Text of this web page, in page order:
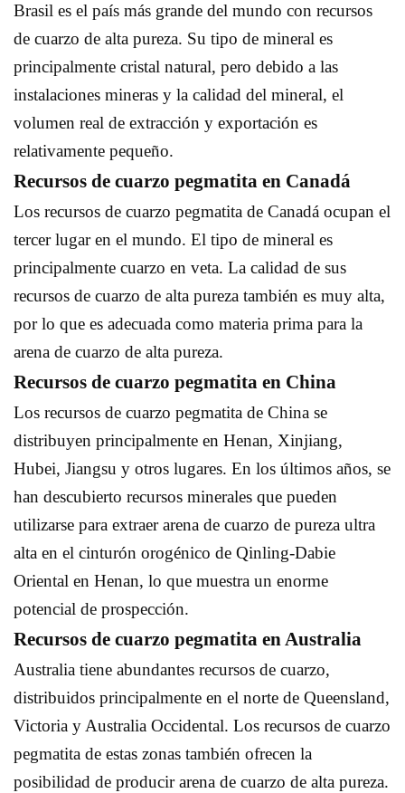
Brasil es el país más grande del mundo con recursos
de cuarzo de alta pureza. Su tipo de mineral es
principalmente cristal natural, pero debido a las
instalaciones mineras y la calidad del mineral, el
volumen real de extracción y exportación es
relativamente pequeño.
Recursos de cuarzo pegmatita en Canadá
Los recursos de cuarzo pegmatita de Canadá ocupan el
tercer lugar en el mundo. El tipo de mineral es
principalmente cuarzo en veta. La calidad de sus
recursos de cuarzo de alta pureza también es muy alta,
por lo que es adecuada como materia prima para la
arena de cuarzo de alta pureza.
Recursos de cuarzo pegmatita en China
Los recursos de cuarzo pegmatita de China se
distribuyen principalmente en Henan, Xinjiang,
Hubei, Jiangsu y otros lugares. En los últimos años, se
han descubierto recursos minerales que pueden
utilizarse para extraer arena de cuarzo de pureza ultra
alta en el cinturón orogénico de Qinling-Dabie
Oriental en Henan, lo que muestra un enorme
potencial de prospección.
Recursos de cuarzo pegmatita en Australia
Australia tiene abundantes recursos de cuarzo,
distribuidos principalmente en el norte de Queensland,
Victoria y Australia Occidental. Los recursos de cuarzo
pegmatita de estas zonas también ofrecen la
posibilidad de producir arena de cuarzo de alta pureza.